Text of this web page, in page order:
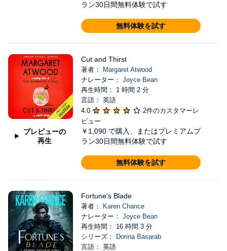
ラン30日間無料体験で試す
無料体験を試す
プレビューの
再生
Cut and Thirst
著者：
Margaret Atwood
ナレーター： Joyce Bean
再生時間： 1 時間 2 分
言語： 英語
4.0
2件のカスタマーレ
ビュー
￥1,090 で購入、またはプレミアムプ
ラン30日間無料体験で試す
無料体験を試す
Fortune's Blade
著者：
Karen Chance
ナレーター： Joyce Bean
再生時間： 16 時間 3 分
シリーズ：
Dorina Basarab
言語： 英語